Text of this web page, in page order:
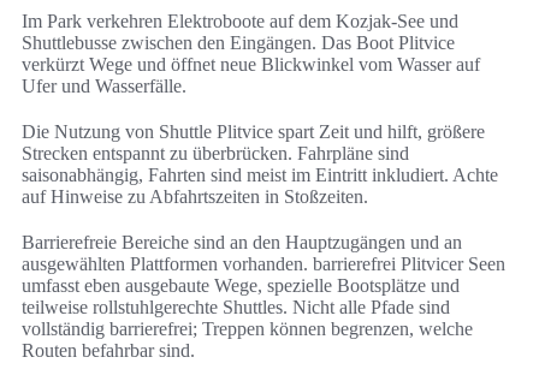
Im Park verkehren Elektroboote auf dem Kozjak-See und
Shuttlebusse zwischen den Eingängen. Das Boot Plitvice
verkürzt Wege und öffnet neue Blickwinkel vom Wasser auf
Ufer und Wasserfälle.
Die Nutzung von Shuttle Plitvice spart Zeit und hilft, größere
Strecken entspannt zu überbrücken. Fahrpläne sind
saisonabhängig, Fahrten sind meist im Eintritt inkludiert. Achte
auf Hinweise zu Abfahrtszeiten in Stoßzeiten.
Barrierefreie Bereiche sind an den Hauptzugängen und an
ausgewählten Plattformen vorhanden. barrierefrei Plitvicer Seen
umfasst eben ausgebaute Wege, spezielle Bootsplätze und
teilweise rollstuhlgerechte Shuttles. Nicht alle Pfade sind
vollständig barrierefrei; Treppen können begrenzen, welche
Routen befahrbar sind.